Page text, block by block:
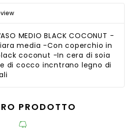
MEDIO BLACK COCONUT -
media -Con coperchio in
coconut -In cera di soia
di cocco incntrano legno di
PRODOTTO